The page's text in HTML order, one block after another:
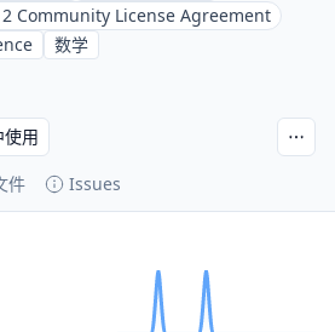
Community License Agreement
数学
件 Issues
用